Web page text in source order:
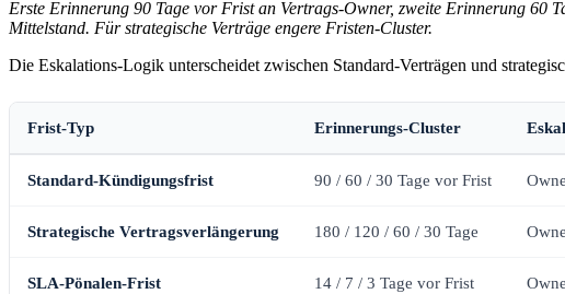
Erste Erinnerung 90 Tage vor Frist an Vertrags-Owner, zweite Erinnerung
Mittelstand. Für strategische Verträge engere Fristen-Cluster.
Die Eskalations-Logik unterscheidet zwischen Standard-Verträgen und
Frist-Typ Erinnerungs-Cluster
Standard-Kündigungsfrist 90 / 60 / 30 Tage vor Frist
Strategische Vertragsverlängerung 180 / 120 / 60 / 30 Tage
SLA-Pönalen-Frist 14 / 7 / 3 Tage vor Frist